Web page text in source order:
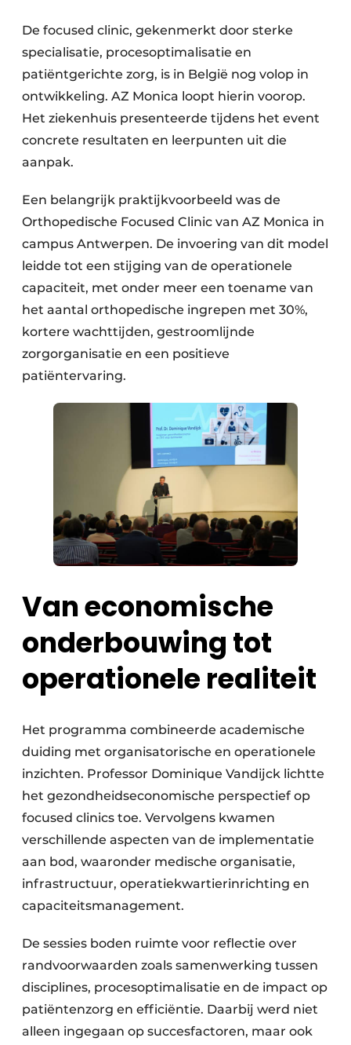
De focused clinic, gekenmerkt door sterke
specialisatie, procesoptimalisatie en
patiëntgerichte zorg, is in België nog volop in
ontwikkeling. AZ Monica loopt hierin voorop.
Het ziekenhuis presenteerde tijdens het event
concrete resultaten en leerpunten uit die
aanpak.
Een belangrijk praktijkvoorbeeld was de
Orthopedische Focused Clinic van AZ Monica in
campus Antwerpen. De invoering van dit model
leidde tot een stijging van de operationele
capaciteit, met onder meer een toename van
het aantal orthopedische ingrepen met 30%,
kortere wachttijden, gestroomlijnde
zorgorganisatie en een positieve
patiëntervaring.
Van economische
onderbouwing tot
operationele realiteit
Het programma combineerde academische
duiding met organisatorische en operationele
inzichten. Professor Dominique Vandijck lichtte
het gezondheidseconomische perspectief op
focused clinics toe. Vervolgens kwamen
verschillende aspecten van de implementatie
aan bod, waaronder medische organisatie,
infrastructuur, operatiekwartierinrichting en
capaciteitsmanagement.
De sessies boden ruimte voor reflectie over
randvoorwaarden zoals samenwerking tussen
disciplines, procesoptimalisatie en de impact op
patiëntenzorg en efficiëntie. Daarbij werd niet
alleen ingegaan op succesfactoren, maar ook